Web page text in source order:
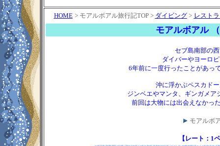
HOME > モアルボアル旅行記TOP > ダイビング> レスト
モアルボアル
セブ島南部の
ダイバーやヨーロ
6年前に一度行ったことがあっ
沖に浮かぶペスカド
ジンベエやマンタ、ギンガメア
前回は大物には出会えなかっ
モアルボ
【レート：1